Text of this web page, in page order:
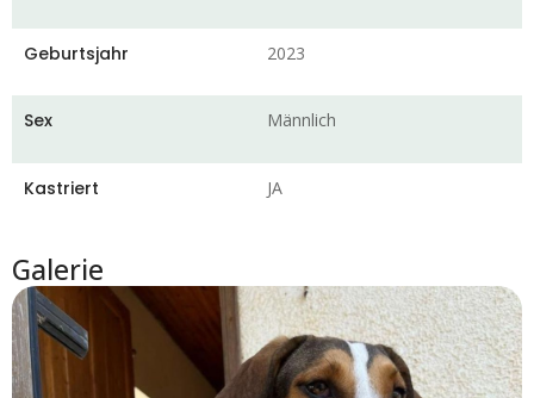
Geburtsjahr 2023
Sex Männlich
Kastriert JA
Galerie